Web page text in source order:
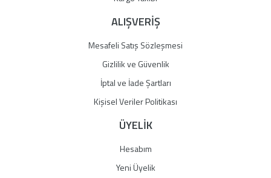
ALIŞVERİŞ
Mesafeli Satış Sözleşmesi
Gizlilik ve Güvenlik
İptal ve İade Şartları
Kişisel Veriler Politikası
ÜYELİK
Hesabım
Yeni Üyelik